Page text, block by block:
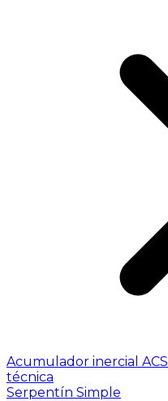
Acumulador inercial ACS
técnica
Serpentín Simple